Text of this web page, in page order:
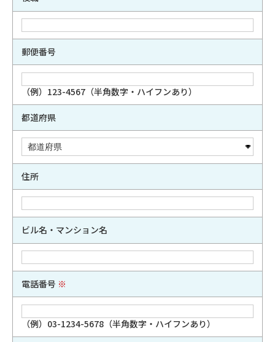
郵便番号
（例）123-4567（半角数字・ハイフンあり）
都道府県
住所
ビル名・マンション名
電話番号 ※
（例）03-1234-5678（半角数字・ハイフンあり）